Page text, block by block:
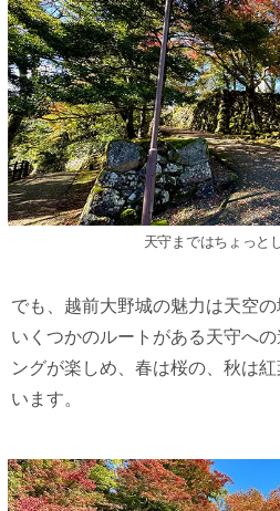
天守まではちょっと
でも、越前大野城の魅力は天空の
いくつかのルートがある天守へ
ングが楽しめ、春は桜の、秋は
います。